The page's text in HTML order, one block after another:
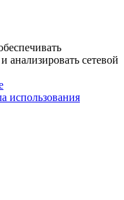
анализировать сетевой
использования